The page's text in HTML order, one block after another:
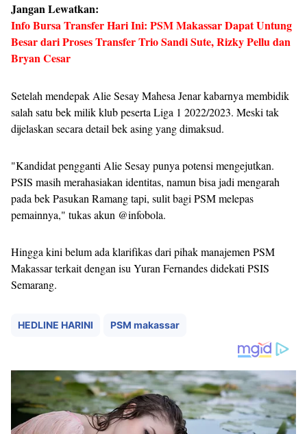
Jangan Lewatkan:
Info Bursa Transfer Hari Ini: PSM Makassar Dapat Untung
Besar dari Proses Transfer Trio Sandi Sute, Rizky Pellu dan
Bryan Cesar
Setelah mendepak Alie Sesay Mahesa Jenar kabarnya membidik
salah satu bek milik klub peserta Liga 1 2022/2023. Meski tak
dijelaskan secara detail bek asing yang dimaksud.
"Kandidat pengganti Alie Sesay punya potensi mengejutkan.
PSIS masih merahasiakan identitas, namun bisa jadi mengarah
pada bek Pasukan Ramang tapi, sulit bagi PSM melepas
pemainnya," tukas akun @infobola.
Hingga kini belum ada klarifikas dari pihak manajemen PSM
Makassar terkait dengan isu Yuran Fernandes didekati PSIS
Semarang.
HEDLINE HARINI PSM makassar